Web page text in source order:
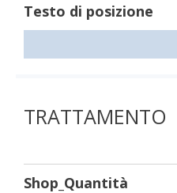
EN 10277
blank,
Testo di posizione
TRATTAMENTO
Shop_Quantità